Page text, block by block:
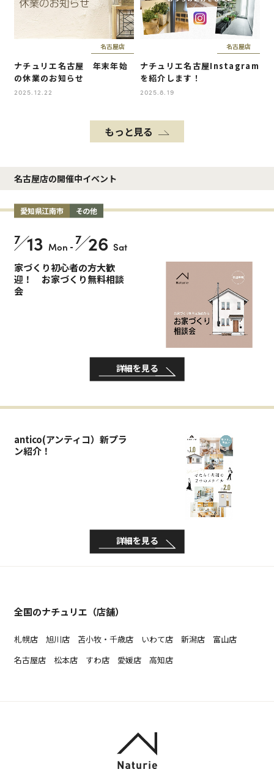
名古屋店
ナチュリエ名古屋 年末年始
の休業のお知らせ
2025.12.22
名古屋店
ナチュリエ名古屋Instagram
を紹介します！
2025.8.19
もっと見る
名古屋店の開催中イベント
愛知県江南市 その他
7 13 Mon -7 26 Sat
家づくり初心者の方大歓
迎！ お家づくり無料相談
会
詳細を見る
antico(アンティコ）新プラ
ン紹介！
詳細を見る
全国のナチュリエ（店舗）
札幌店 旭川店 苫小牧・千歳店 いわて店 新潟店
富山店
名古屋店
松本店 すわ店 愛媛店 高知店